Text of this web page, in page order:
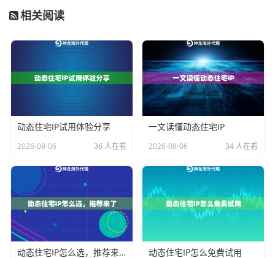
控，数据中心IP是一个经济高效的选择。但需要注意的
是，部分网站对来自数据中心IP的访问会设置更严格的
监控或限制。
住宅IP则是指分配给普通家庭宽带用户的IP地址。当你
的数据采集业务需要高度模拟真实用户行为，访问那些
反爬机制严格的网站（如社交媒体、高端电商平台、本
地服务列表）时，使用多伦多地区的住宅IP就显得尤为
更顺畅。
对于北美数据采集业务，一个常见的策略是混合使用。
常规的、频率高的采集任务使用数据中心IP以控制成
本；而在关键、易被封禁的采集节点上，则使用住宅IP
相关阅读
动态住宅IP试用体验分享
2026-08-06 36 人在看
一文读懂动态住宅IP
2026-08-06 34 人在看
动态住宅IP怎么选，推荐来了 动态住宅IP怎么免费试用